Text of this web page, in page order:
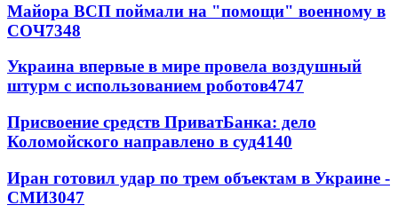
Майора ВСП поймали на "помощи" военному в
СОЧ7348
Украина впервые в мире провела воздушный
штурм с использованием роботов4747
Присвоение средств ПриватБанка: дело
Коломойского направлено в суд4140
Иран готовил удар по трем объектам в Украине -
СМИ3047